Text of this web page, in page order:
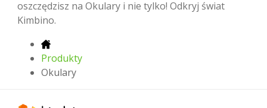
oszczędzisz na Okulary i nie tylko! Odkryj świat
Kimbino.
Produkty
Okulary